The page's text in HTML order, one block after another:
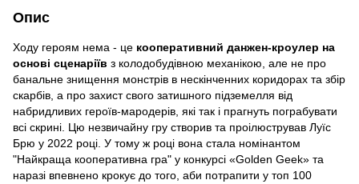
Опис
Ходу героям нема - це кооперативний данжен-кроулер на
основі сценаріїв з колодобудівною механікою, але не про
банальне знищення монстрів в нескінченних коридорах та збір
скарбів, а про захист свого затишного підземелля від
набридливих героїв-мародерів, які так і прагнуть пограбувати
всі скрині. Цю незвичайну гру створив та проілюстрував Луїс
Брю у 2022 році. У тому ж році вона стала номінантом
"Найкраща кооперативна гра" у конкурсі «Golden Geek» та
наразі впевнено крокує до того, аби потрапити у топ 100